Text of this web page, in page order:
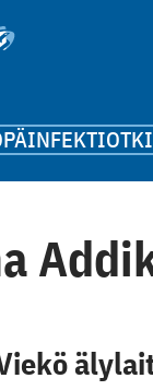
INFEKTIOT